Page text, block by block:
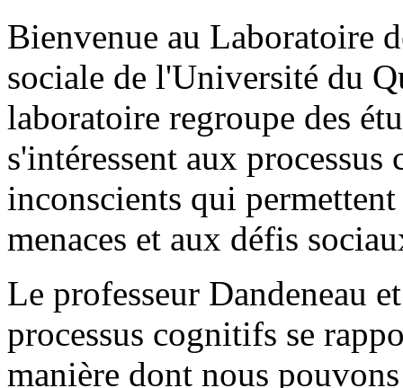
Bienvenue au Laboratoire
sociale de l'Université du
laboratoire regroupe des
s'intéressent aux
inconscients qui
menaces et aux défis
Le professeur Dandeneau
processus cognitifs se
manière dont nous